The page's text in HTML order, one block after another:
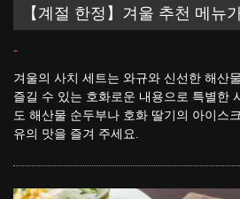
【계절 한정】겨울 추천 메뉴
-
겨울의 사치 세트는 와규와 신선한 해산
즐길 수 있는 호화로운 내용으로 특별한
도 해산물 순두부나 호화 딸기의 아이스
유의 맛을 즐겨 주세요.